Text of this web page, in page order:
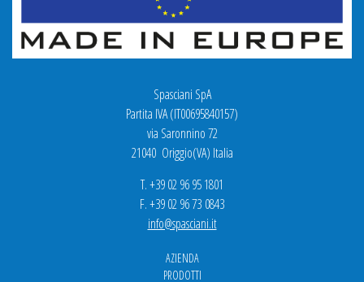
Spasciani SpA
Partita IVA (IT00695840157)
via Saronnino 72
21040 Origgio(VA) Italia
T. +39 02 96 95 1801
F. +39 02 96 73 0843
info@spasciani.it
AZIENDA
PRODOTTI